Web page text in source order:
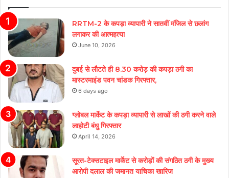
RRTM-2 के कपड़ा व्यापारी ने सातवीं मंजिल से छलांग
लगाकर की आत्महत्या
June 10, 2026
दुबई से लौटते ही 8.30 करोड़ की कपड़ा ठगी का
मास्टरमाइंड पवन चांडक गिरफ्तार,
6 days ago
ग्लोबल मार्केट के कपड़ा व्यापारी से लाखों की ठगी करने वाले
लाहोटी बंधु गिरफ्तार
April 14, 2026
सूरत-टेक्सटाइल मार्केट से करोड़ों की संगठित ठगी के मुख्य
आरोपी दलाल की जमानत याचिका खारिज